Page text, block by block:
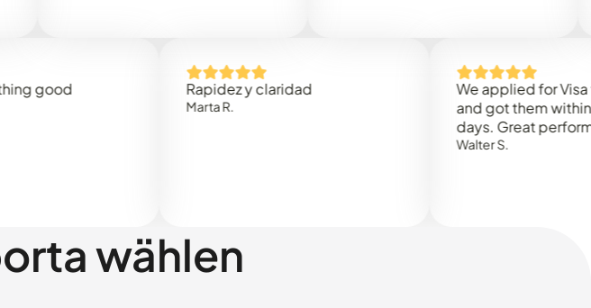
Rapidez y claridad
We applied for Visa to
and got them within 3
days. Great performance!
wählen